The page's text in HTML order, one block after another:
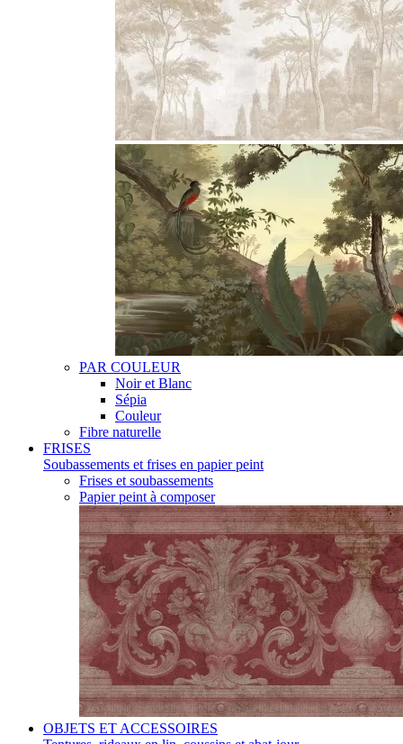
PAR COULEUR
Noir et Blanc
Sépia
Couleur
Fibre naturelle
FRISES
Soubassements et frises en papier peint
Frises et soubassements
Papier peint à composer
OBJETS ET ACCESSOIRES